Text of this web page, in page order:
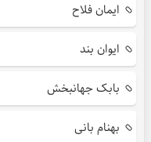
ایمان فلاح
ایوان بند
بابک جهانبخش
بهنام بانی